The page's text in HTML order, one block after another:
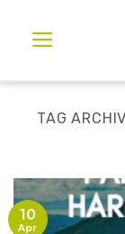
TAG
10
Apr